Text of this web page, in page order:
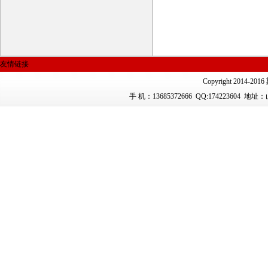
友情链接
Copyright 2014-2016
手 机：13685372666 QQ:174223604 地址